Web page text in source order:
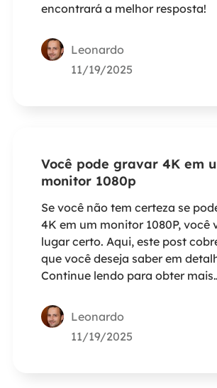
encontrará a melhor resposta!
Leonardo
11/19/2025
Você pode gravar 4K em
monitor 1080p
Se você não tem certeza se
4K em um monitor 1080P, você
lugar certo. Aqui, este post
que você deseja saber em
Continue lendo para obter mais
Leonardo
11/19/2025